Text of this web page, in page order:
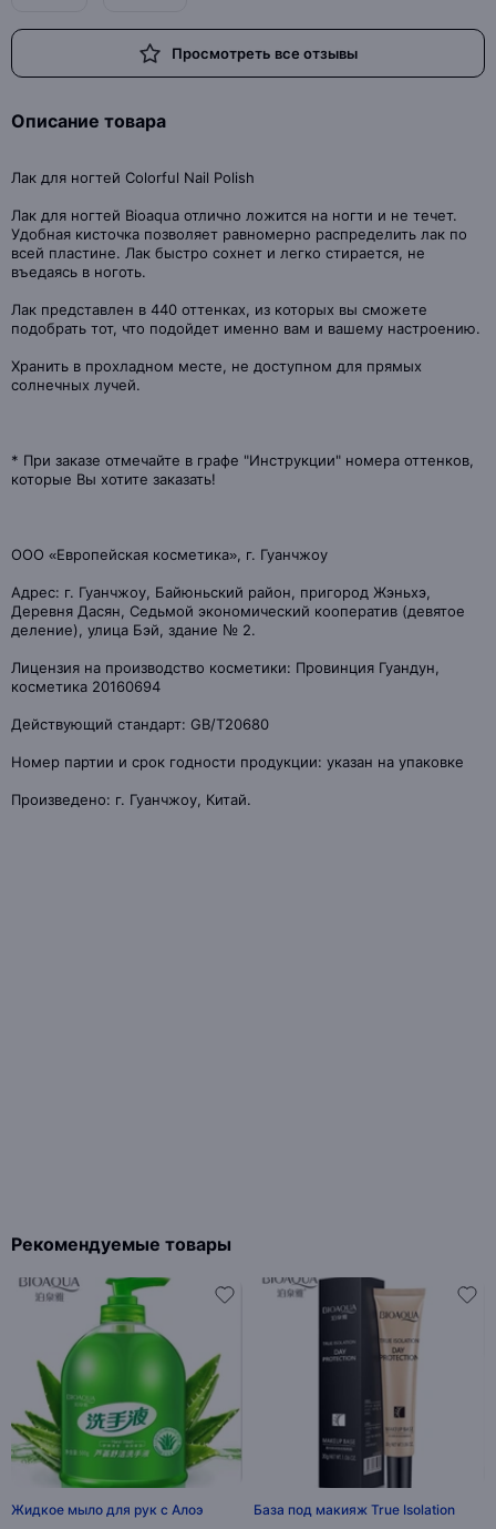
Просмотреть все отзывы
Описание товара
Лак для ногтей Colorful Nail Polish
Лак для ногтей Bioaqua отлично ложится на ногти и не течет.
Удобная кисточка позволяет равномерно распределить лак по
всей пластине. Лак быстро сохнет и легко стирается, не
въедаясь в ноготь.
Лак представлен в 440 оттенках, из которых вы сможете
подобрать тот, что подойдет именно вам и вашему настроению.
Хранить в прохладном месте, не доступном для прямых
солнечных лучей.
* При заказе отмечайте в графе "Инструкции" номера оттенков,
которые Вы хотите заказать!
ООО «Европейская косметика», г. Гуанчжоу
Адрес: г. Гуанчжоу, Байюньский район, пригород Жэньхэ,
Деревня Дасян, Седьмой экономический кооператив (девятое
деление), улица Бэй, здание № 2.
Лицензия на производство косметики: Провинция Гуандун,
косметика 20160694
Действующий стандарт: GB/T20680
Номер партии и срок годности продукции: указан на упаковке
Произведено: г. Гуанчжоу, Китай.
Рекомендуемые товары
Жидкое мыло для рук с Алоэ База под макияж True Isolation